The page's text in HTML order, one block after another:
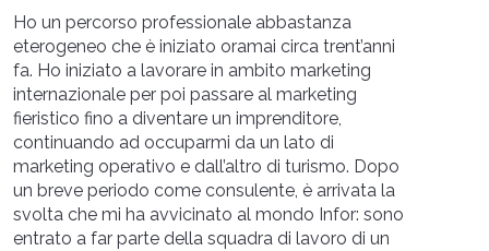
Ho un percorso professionale abbastanza
eterogeneo che è iniziato oramai circa trent’anni
fa. Ho iniziato a lavorare in ambito marketing
internazionale per poi passare al marketing
fieristico fino a diventare un imprenditore,
continuando ad occuparmi da un lato di
marketing operativo e dall’altro di turismo. Dopo
un breve periodo come consulente, è arrivata la
svolta che mi ha avvicinato al mondo Infor: sono
entrato a far parte della squadra di lavoro di un